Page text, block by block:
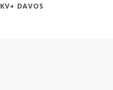
KV+ DAVOS